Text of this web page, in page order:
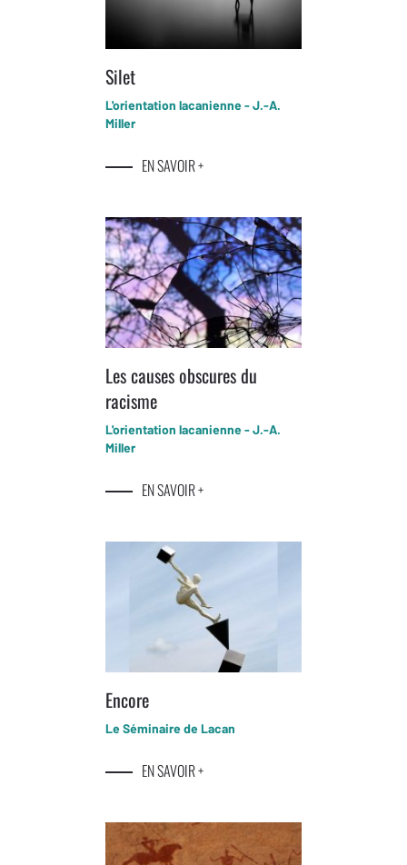
Silet
L'orientation lacanienne - J.-A.
Miller
EN SAVOIR +
Les causes obscures du
racisme
L'orientation lacanienne - J.-A.
Miller
EN SAVOIR +
Encore
Le Séminaire de Lacan
EN SAVOIR +